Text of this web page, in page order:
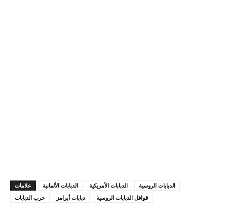
علامات الدبابات الألمانية الدبابات الأمريكية
الدبابات الروسية
حرب الدبابات
دبابات أبرامز قوافل الدبابات الروسية